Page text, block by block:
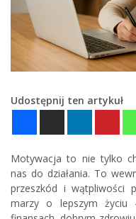
Udostępnij ten artykuł
Motywacja to nie tylko
nas do działania. To
przeszkód i wątpliwości
marzy o lepszym